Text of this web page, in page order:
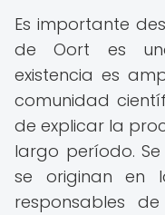
Es importante
de Oort es
existencia es
comunidad
de explicar la
largo período.
se originan en
responsables